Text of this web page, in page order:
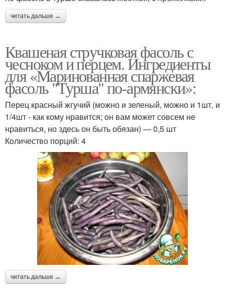
читать дальше →
Квашеная стручковая фасоль с
чесноком и перцем. Ингредиенты
для «Маринованная спаржевая
фасоль "Турша" по-армянски»:
Перец красный жгучий (можно и зеленый, можно и 1шт, и
1/4шт - как кому нравится; он вам может совсем не
нравиться, но здесь он быть обязан) — 0,5 шт
Количество порций: 4
читать дальше →